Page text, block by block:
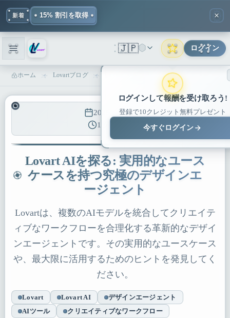
新着 15% 割引を取得
🇯🇵 ログイン
ログインして報酬を受け取ろう!
登録で10クレジット無料プレゼント
今すぐログイン
ホーム Lovartブログ
2025年5月16日
1 分で読める
Lovart AIを探る: 実用的なユース
ケースを持つ究極のデザインエ
ージェント
Lovartは、複数のAIモデルを統合してクリエイテ
ィブなワークフローを合理化する革新的なデザイ
ンエージェントです。その実用的なユースケース
や、最大限に活用するためのヒントを発見してく
ださい。
Lovart Lovart AI
デザインエージェント
AIツール
クリエイティブなワークフロー